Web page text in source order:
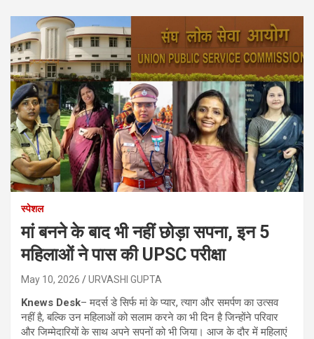
स्पेशल
मां बनने के बाद भी नहीं छोड़ा सपना, इन 5
महिलाओं ने पास की UPSC परीक्षा
May 10, 2026 URVASHI GUPTA
Knews Desk– मदर्स डे सिर्फ मां के प्यार, त्याग और समर्पण का उत्सव
नहीं है, बल्कि उन महिलाओं को सलाम करने का भी दिन है जिन्होंने परिवार
और जिम्मेदारियों के साथ अपने सपनों को भी जिया। आज के दौर में महिलाएं